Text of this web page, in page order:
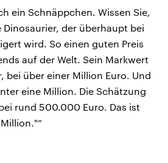
ein Schnäppchen. Wissen Sie,
Dinosaurier, der überhaupt bei
wird. So einen guten Preis
auf der Welt. Sein Markwert
bei über einer Million Euro. Und
eine Million. Die Schätzung
rund 500.000 Euro. Das ist